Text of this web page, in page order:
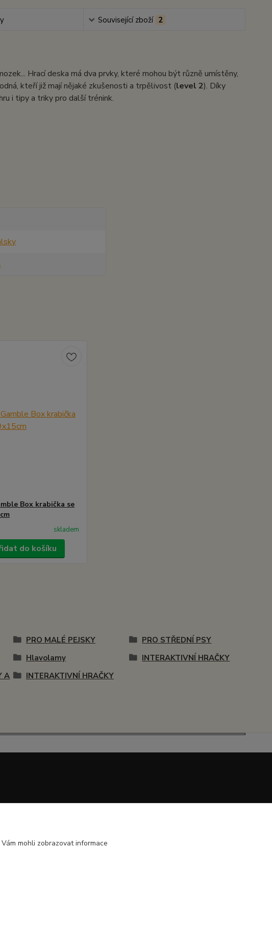
Související zboží 2
Hrací deska má dva prvky, které mohou být různě umístěny,
kteří již mají nějaké zkušenosti a trpělivost (level 2). Díky
i tipy a triky pro další trénink.
Box krabička se
skladem
do košíku
PRO MALÉ PEJSKY
PRO STŘEDNÍ PSY
Hlavolamy
INTERAKTIVNÍ HRAČKY
A
INTERAKTIVNÍ HRAČKY
mohli zobrazovat informace